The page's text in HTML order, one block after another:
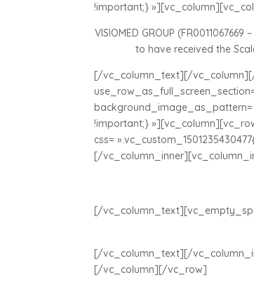
!important;}
VISIOMED GROUP
to have received the
[/vc_column_text][/
background_image_as_pattern=
!important;}
css=
[/
[/
[/vc_column_text][/
[/vc_column][/vc_row]